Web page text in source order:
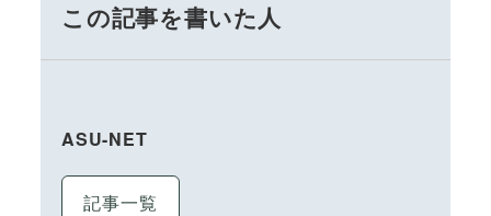
この記事を書いた人
ASU-NET
記事一覧